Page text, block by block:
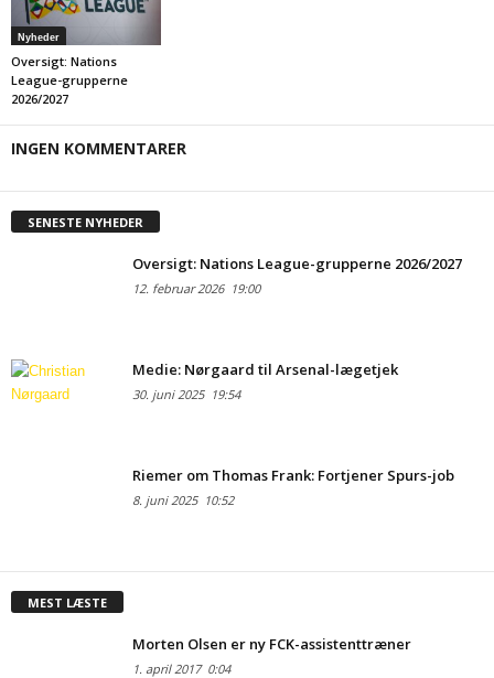
Nyheder
Oversigt: Nations
League-grupperne
2026/2027
INGEN KOMMENTARER
SENESTE NYHEDER
Oversigt: Nations League-grupperne 2026/2027
12. februar 202619:00
Medie: Nørgaard til Arsenal-lægetjek
30. juni 202519:54
Riemer om Thomas Frank: Fortjener Spurs-job
8. juni 202510:52
MEST LÆSTE
Morten Olsen er ny FCK-assistenttræner
1. april 20170:04